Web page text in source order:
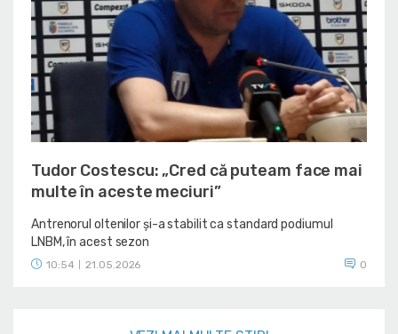
Tudor Costescu: „Cred că puteam face mai
multe în aceste meciuri”
Antrenorul oltenilor și-a stabilit ca standard podiumul
LNBM, în acest sezon
10:54 21.05.2026 0